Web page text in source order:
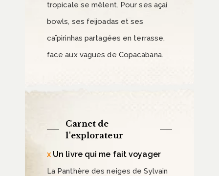
tropicale se mêlent. Pour ses açaí
bowls, ses feijoadas et ses
caïpirinhas partagées en terrasse,
face aux vagues de Copacabana.
Carnet de
l'explorateur
Un livre qui me fait voyager
La Panthère des neiges de Sylvain